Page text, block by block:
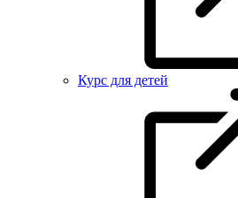
Курс для детей